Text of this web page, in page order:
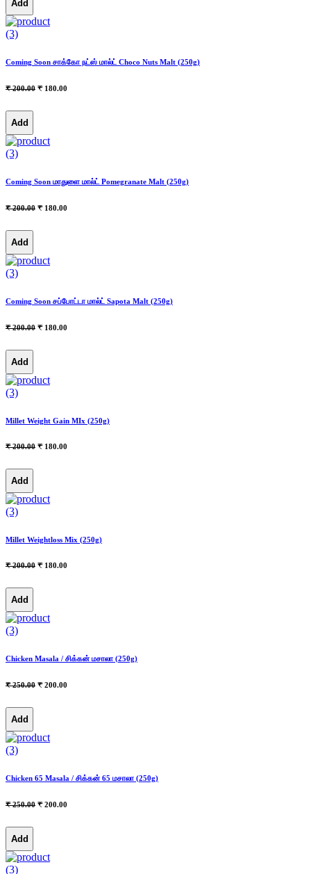
Add
(3)
Coming Soon சாக்கோ நட்ஸ் மால்ட் Choco Nuts Malt (250g)
₹ 200.00 ₹ 180.00
Add
(3)
Coming Soon மாதுளை மால்ட் Pomegranate Malt (250g)
₹ 200.00 ₹ 180.00
Add
(3)
Coming Soon சப்போட்டா மால்ட் Sapota Malt (250g)
₹ 200.00 ₹ 180.00
Add
(3)
Millet Weight Gain MIx (250g)
₹ 200.00 ₹ 180.00
Add
(3)
Millet Weightloss Mix (250g)
₹ 200.00 ₹ 180.00
Add
(3)
Chicken Masala / சிக்கன் மசாலா (250g)
₹ 250.00 ₹ 200.00
Add
(3)
Chicken 65 Masala / சிக்கன் 65 மசாலா (250g)
₹ 250.00 ₹ 200.00
Add
(3)